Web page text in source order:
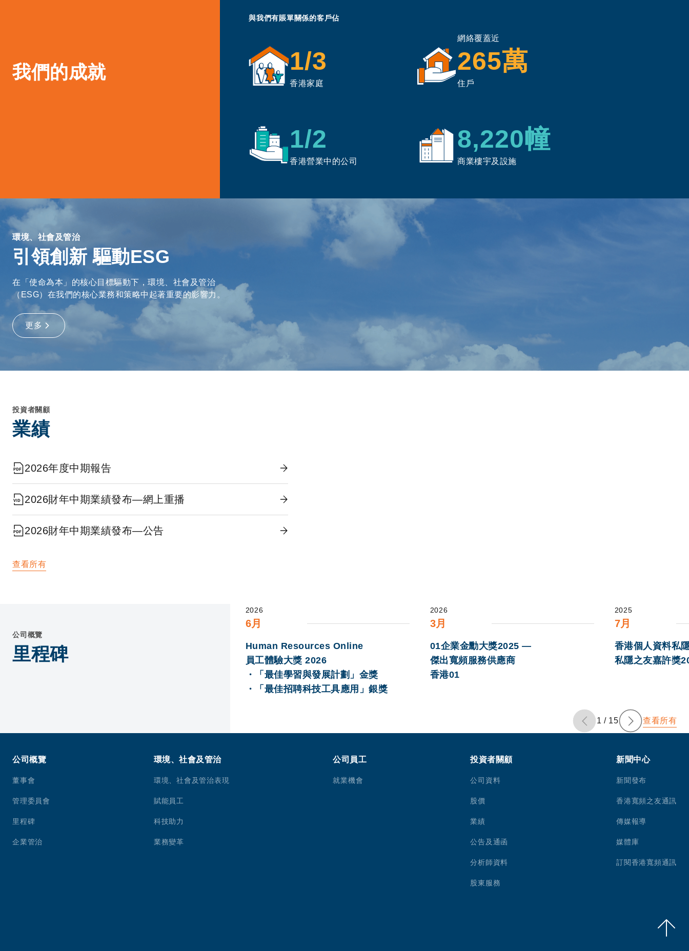
我們的成就
與我們有賬單關係的客戶佔
1/3
香港家庭
網絡覆蓋近
265萬
住戶
1/2
香港營業中的公司
8,220幢
商業樓宇及設施
環境、社會及管治
引領創新 驅動ESG
在「使命為本」的核心目標驅動下，環境、社會及管治
（ESG）在我們的核心業務和策略中起著重要的影響力。
更多
投資者關顧
業績
2026年度中期報告
2026財年中期業績發布—網上重播
2026財年中期業績發布—公告
查看所有
公司概覽
里程碑
2026
6月
Human Resources Online
員工體驗大獎 2026
・「最佳學習與發展計劃」金獎
・「最佳招聘科技工具應用」銀獎
2026
3月
01企業金勳大獎2025 —
傑出寬頻服務供應商
香港01
2025
7月
香港個人資料私
私隱之友嘉許獎
1 / 15 查看所有
公司概覽
董事會
管理委員會
里程碑
企業管治
環境、社會及管治
環境、社會及管治表現
賦能員工
科技助力
業務變革
公司員工
就業機會
投資者關顧
公司資料
股價
業績
公告及通函
分析師資料
股東服務
新聞中心
新聞發布
香港寬頻之友通訊
傳媒報導
媒體庫
訂閱香港寬頻通訊